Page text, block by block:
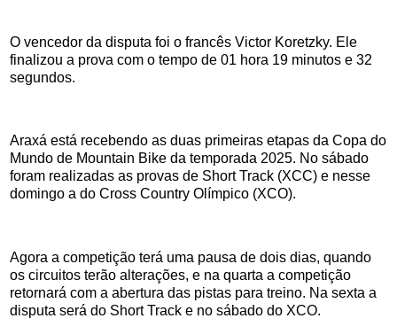
O vencedor da disputa foi o francês Victor Koretzky. Ele
finalizou a prova com o tempo de 01 hora 19 minutos e 32
segundos.
Araxá está recebendo as duas primeiras etapas da Copa do
Mundo de Mountain Bike da temporada 2025. No sábado
foram realizadas as provas de Short Track (XCC) e nesse
domingo a do Cross Country Olímpico (XCO).
Agora a competição terá uma pausa de dois dias, quando
os circuitos terão alterações, e na quarta a competição
retornará com a abertura das pistas para treino. Na sexta a
disputa será do Short Track e no sábado do XCO.